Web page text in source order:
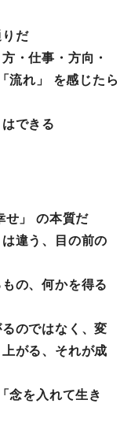
りだ
・仕事・方向・
流れ」 を感じたら
できる
せ」 の本質だ
違う、目の前の
の、何かを得る
のではなく、変
がる、それが成
念を入れて生き